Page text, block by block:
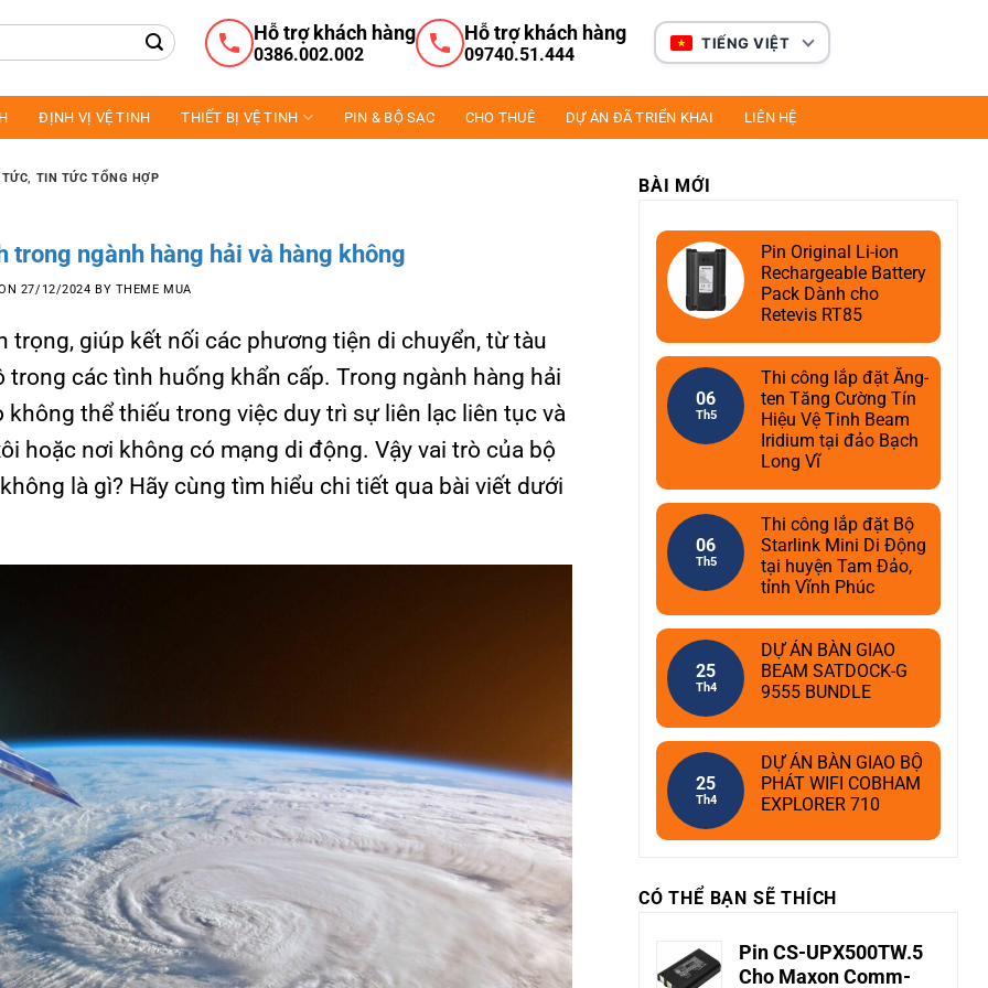
Hỗ trợ khách hàng
0386.002.002
Hỗ trợ khách hàng
09740.51.444
TIẾNG VIỆT
ĐỊNH VỊ VỆ TINH THIẾT BỊ VỆ TINH PIN & BỘ SẠC CHO THUÊ DỰ ÁN ĐÃ TRIỂN KHAI LIÊN HỆ
, TIN TỨC TỔNG HỢP
trong ngành hàng hải và hàng không
27/12/2024 BY THEME MUA
trọng, giúp kết nối các phương tiện di chuyển, từ tàu
các tình huống khẩn cấp. Trong ngành hàng hải
thể thiếu trong việc duy trì sự liên lạc liên tục và
hoặc nơi không có mạng di động. Vậy vai trò của bộ
là gì? Hãy cùng tìm hiểu chi tiết qua bài viết dưới
BÀI MỚI
Pin Original Li-ion
Rechargeable Battery
Pack Dành cho
Retevis RT85
06
Th5
Thi công lắp đặt Ăng-
ten Tăng Cường Tín
Hiệu Vệ Tinh Beam
Iridium tại đảo Bạch
Long Vĩ
06
Th5
Thi công lắp đặt Bộ
Starlink Mini Di Động
tại huyện Tam Đảo,
tỉnh Vĩnh Phúc
25
Th4
DỰ ÁN BÀN GIAO
BEAM SATDOCK-G
9555 BUNDLE
25
Th4
DỰ ÁN BÀN GIAO BỘ
PHÁT WIFI COBHAM
EXPLORER 710
CÓ THỂ BẠN SẼ THÍCH
Pin CS-UPX500TW.5
Cho Maxon Comm-